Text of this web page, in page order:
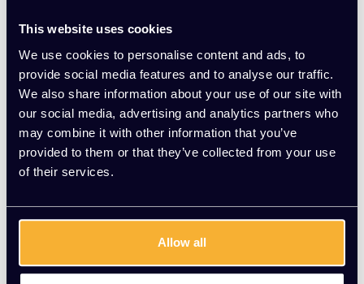
This website uses cookies
We use cookies to personalise content and ads, to
provide social media features and to analyse our traffic.
We also share information about your use of our site with
our social media, advertising and analytics partners who
may combine it with other information that you’ve
provided to them or that they’ve collected from your use
of their services.
Allow all
EUR 329,00 Excl. btw
(398,09 Incl. btw) (373,89 Incl. btw)